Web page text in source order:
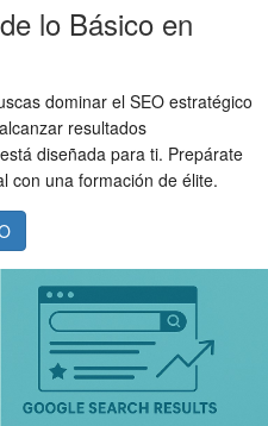
lo Básico en
dominar el SEO estratégico
resultados
diseñada para ti. Prepárate
con una formación de élite.